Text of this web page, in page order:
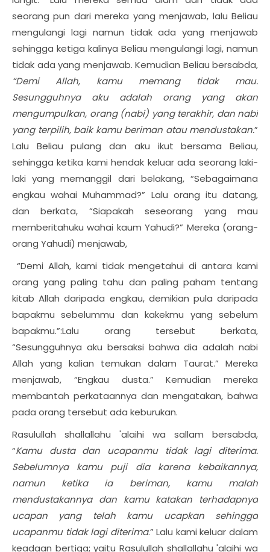
seorang pun dari mereka yang menjawab, lalu Beliau
mengulangi lagi namun tidak ada yang menjawab
sehingga ketiga kalinya Beliau mengulangi lagi, namun
tidak ada yang menjawab. Kemudian Beliau bersabda,
“Demi Allah, kamu memang tidak mau.
Sesungguhnya aku adalah orang yang akan
mengumpulkan, orang (nabi) yang terakhir, dan nabi
yang terpilih, baik kamu beriman atau mendustakan.”
Lalu Beliau pulang dan aku ikut bersama Beliau,
sehingga ketika kami hendak keluar ada seorang laki-
laki yang memanggil dari belakang, “Sebagaimana
engkau wahai Muhammad?” Lalu orang itu datang,
dan berkata, “Siapakah seseorang yang mau
memberitahuku wahai kaum Yahudi?” Mereka (orang-
orang Yahudi) menjawab,
“Demi Allah, kami tidak mengetahui di antara kami
orang yang paling tahu dan paling paham tentang
kitab Allah daripada engkau, demikian pula daripada
bapakmu sebelummu dan kakekmu yang sebelum
bapakmu.”:Lalu orang tersebut berkata,
“Sesungguhnya aku bersaksi bahwa dia adalah nabi
Allah yang kalian temukan dalam Taurat.” Mereka
menjawab, “Engkau dusta.” Kemudian mereka
membantah perkataannya dan mengatakan, bahwa
pada orang tersebut ada keburukan.
Rasulullah shallallahu 'alaihi wa sallam bersabda,
“Kamu dusta dan ucapanmu tidak lagi diterima.
Sebelumnya kamu puji dia karena kebaikannya,
namun ketika ia beriman, kamu malah
mendustakannya dan kamu katakan terhadapnya
ucapan yang telah kamu ucapkan sehingga
ucapanmu tidak lagi diterima.” Lalu kami keluar dalam
keadaan bertiga; yaitu Rasulullah shallallahu 'alaihi wa